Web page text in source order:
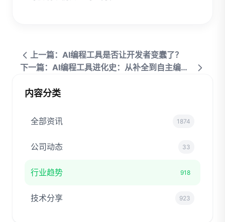
上一篇：AI编程工具是否让开发者变蠢了？
下一篇：AI编程工具进化史：从补全到自主编码的5个里程碑
内容分类
全部资讯 1874
公司动态 33
行业趋势 918
技术分享 923